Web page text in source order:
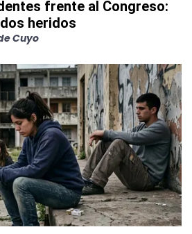
frente al Congreso:
heridos
Cuyo